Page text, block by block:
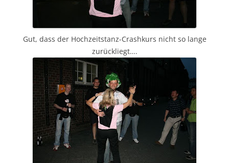
Gut, dass der Hochzeitstanz-Crashkurs nicht so lange
zurückliegt….